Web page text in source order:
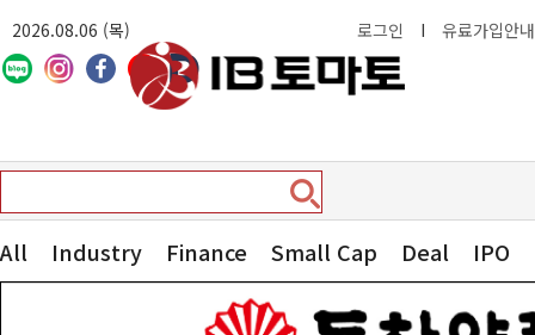
2026.08.06 (목) 로그인 I 유료가입안내
All Industry Finance Small Cap Deal IPO